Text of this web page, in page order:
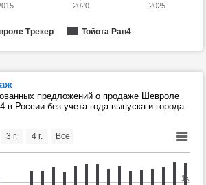
Трекер Тойота Рав4
2020 2025
предложений о продаже Шевроле
в России без учета года выпуска и города.
1k
3 г. 4 г. Все